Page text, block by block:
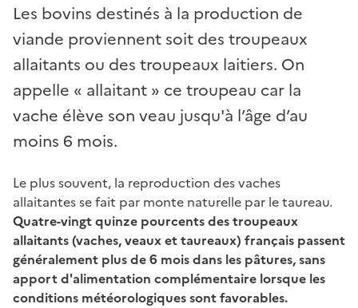
Les bovins destinés à la production de
viande proviennent soit des troupeaux
allaitants ou des troupeaux laitiers. On
appelle « allaitant » ce troupeau car la
vache élève son veau jusqu'à l’âge d’au
moins 6 mois.
Le plus souvent, la reproduction des vaches
allaitantes se fait par monte naturelle par le taureau.
Quatre-vingt quinze pourcents des troupeaux
allaitants (vaches, veaux et taureaux) français passent
généralement plus de 6 mois dans les pâtures, sans
apport d'alimentation complémentaire lorsque les
conditions météorologiques sont favorables.